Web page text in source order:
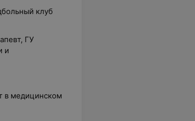
клуб
ГУ
и
в медицинском